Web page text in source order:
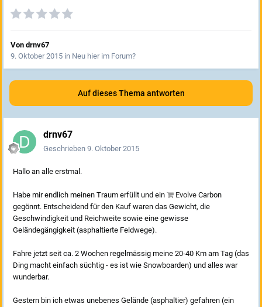
Von drnv67
9. Oktober 2015 in Neu hier im Forum?
Auf dieses Thema antworten
drnv67
Geschrieben 9. Oktober 2015
Hallo an alle erstmal.
Habe mir endlich meinen Traum erfüllt und ein Evolve Carbon
gegönnt. Entscheidend für den Kauf waren das Gewicht, die
Geschwindigkeit und Reichweite sowie eine gewisse
Geländegängigkeit (asphaltierte Feldwege).
Fahre jetzt seit ca. 2 Wochen regelmässig meine 20-40 Km am Tag (das
Ding macht einfach süchtig - es ist wie Snowboarden) und alles war
wunderbar.
Gestern bin ich etwas unebenes Gelände (asphaltier) gefahren (ein